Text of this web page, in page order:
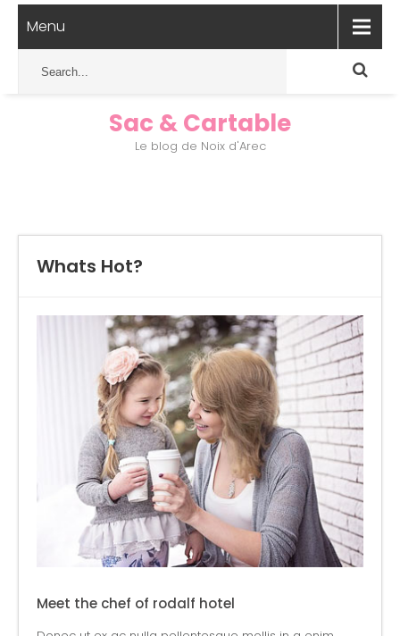
Menu
Sac & Cartable
Le blog de Noix d'Arec
Whats Hot?
Meet the chef of rodalf hotel